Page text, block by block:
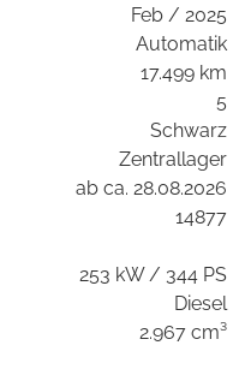
Feb / 2025
Automatik
17.499 km
5
Schwarz
Zentrallager
ab ca. 28.08.2026
14877
253 kW / 344 PS
Diesel
2.967 cm³